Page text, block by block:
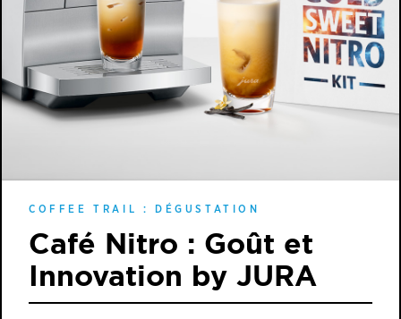
COFFEE TRAIL : DÉGUSTATION
Café Nitro : Goût et
Innovation by JURA